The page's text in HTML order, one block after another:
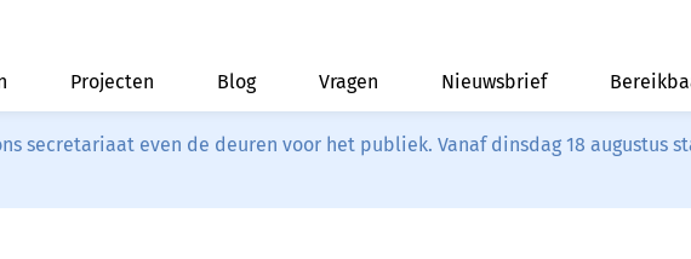
Projecten Blog Vragen Nieuwsbrief
secretariaat even de deuren voor het publiek. Vanaf dinsdag 18 augustus